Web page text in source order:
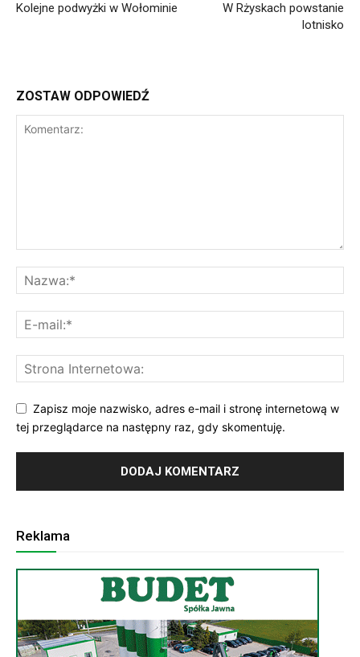
Kolejne podwyżki w Wołominie
W Rżyskach powstanie
lotnisko
ZOSTAW ODPOWIEDŹ
Zapisz moje nazwisko, adres e-mail i stronę internetową w
tej przeglądarce na następny raz, gdy skomentuję.
Reklama